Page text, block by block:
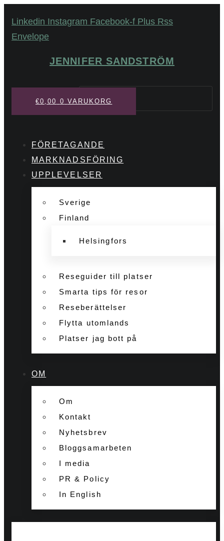
till
innehåll
Linkedin Instagram Facebook-f Plus Rss
Envelope
JENNIFER SANDSTRÖM
Sök
€0,00 0 VARUKORG
FÖRETAGANDE
MARKNADSFÖRING
UPPLEVELSER
Sverige
Finland
Helsingfors
Reseguider till platser
Smarta tips för resor
Reseberättelser
Flytta utomlands
Platser jag bott på
OM
Om
Kontakt
Nyhetsbrev
Bloggsamarbeten
I media
PR & Policy
In English